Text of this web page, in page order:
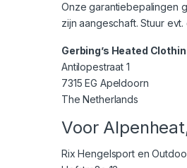
Onze garantiebepalingen
zijn aangeschaft. Stuur
Gerbing’s Heated
Antilopestraat 1
7315 EG Apeldoorn
The Netherlands
Voor
Rix Hengelsport en